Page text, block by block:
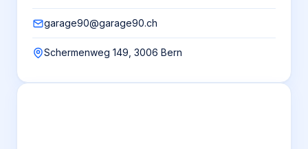
garage90@garage90.ch
Schermenweg 149, 3006 Bern